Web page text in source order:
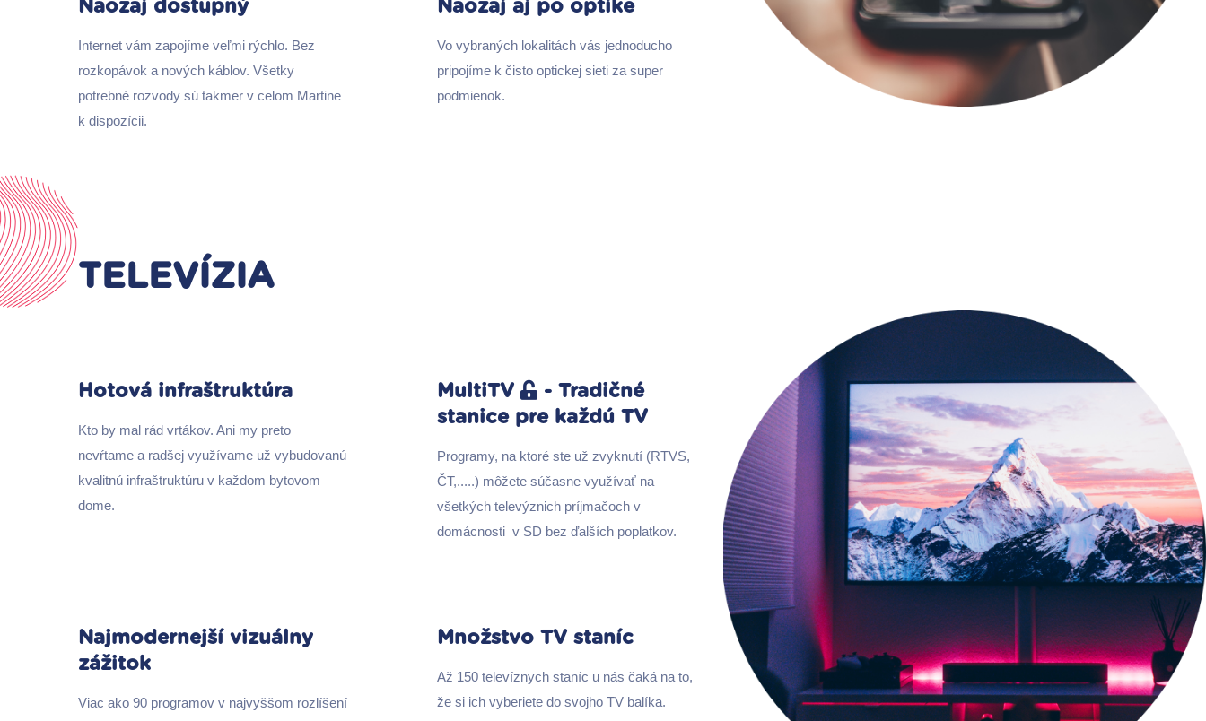
Naozaj dostupný
Internet vám zapojíme veľmi rýchlo. Bez
rozkopávok a nových káblov. Všetky
potrebné rozvody sú takmer v celom Martine
k dispozícii.
Naozaj aj po optike
Vo vybraných lokalitách vás jednoducho
pripojíme k čisto optickej sieti za super
podmienok.
TELEVÍZIA
Hotová infraštruktúra
Kto by mal rád vrtákov. Ani my preto
nevŕtame a radšej využívame už vybudovanú
kvalitnú infraštruktúru v každom bytovom
dome.
MultiTV
- Tradičné
stanice pre každú TV
Programy, na ktoré ste už zvyknutí (RTVS,
ČT,.....) môžete súčasne využívať na
všetkých televýznich príjmačoch v
domácnosti v SD bez ďalších poplatkov.
Najmodernejší vizuálny
zážitok
Viac ako 90 programov v najvyššom rozlíšení
Množstvo TV staníc
Až 150 televíznych staníc u nás čaká na to,
že si ich vyberiete do svojho TV balíka.